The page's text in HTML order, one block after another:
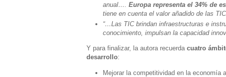
anual…. Europa representa el 34% de
tiene en cuenta el valor añadido de las
“…Las TIC brindan infraestructuras e
conocimiento, impulsan la capacidad
Y para finalizar, la autora recuerda cuatro
desarrollo:
Mejorar la competitividad en la economía